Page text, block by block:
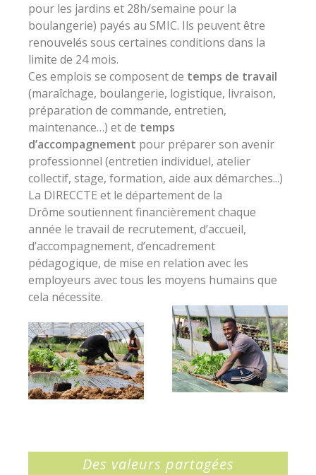
pour les jardins et 28h/semaine pour la
boulangerie) payés au SMIC. Ils peuvent être
renouvelés sous certaines conditions dans la
limite de 24 mois.
Ces emplois se composent de temps de travail
(maraîchage, boulangerie, logistique, livraison,
préparation de commande, entretien,
maintenance…) et de temps
d’accompagnement pour préparer son avenir
professionnel (entretien individuel, atelier
collectif, stage, formation, aide aux démarches...)
La DIRECCTE et le département de la
Drôme soutiennent financièrement chaque
année le travail de recrutement, d’accueil,
d’accompagnement, d’encadrement
pédagogique, de mise en relation avec les
employeurs avec tous les moyens humains que
cela nécessite.
Des valeurs partagées